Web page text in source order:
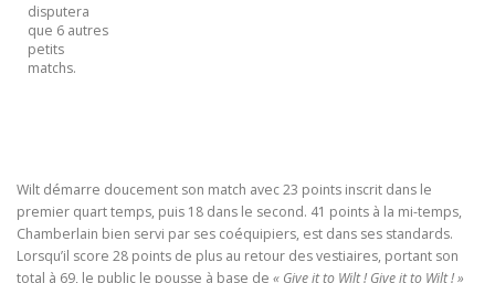
disputera
que 6 autres
petits
matchs.
Wilt démarre doucement son match avec 23 points inscrit dans le
premier quart temps, puis 18 dans le second. 41 points à la mi-temps,
Chamberlain bien servi par ses coéquipiers, est dans ses standards.
Lorsqu’il score 28 points de plus au retour des vestiaires, portant son
total à 69, le public le pousse à base de « Give it to Wilt ! Give it to Wilt ! »